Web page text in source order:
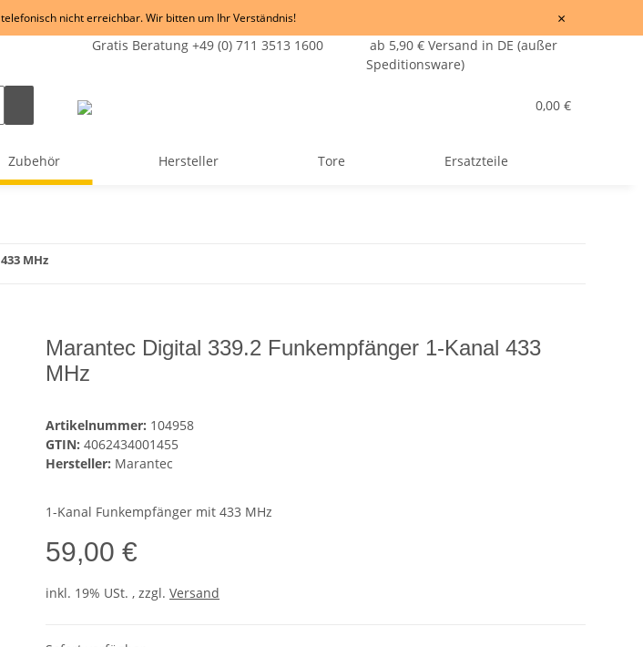
nicht erreichbar. Wir bitten um Ihr Verständnis! ×
Gratis Beratung +49 (0) 711 3513 1600
ab 5,90 € Versand in DE (außer
Speditionsware)
0,00 €
Zubehör Hersteller Tore Ersatzteile
MHz
Marantec Digital 339.2 Funkempfänger 1-Kanal 433
MHz
Artikelnummer: 104958
GTIN: 4062434001455
Hersteller: Marantec
1-Kanal Funkempfänger mit 433 MHz
59,00 €
inkl. 19% USt. , zzgl. Versand